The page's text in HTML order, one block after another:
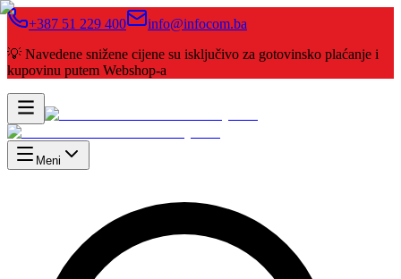
+387 51 229 400
info@infocom.ba
💡 Navedene snižene cijene su isključivo za gotovinsko plaćanje i
kupovinu putem Webshop-a
Meni